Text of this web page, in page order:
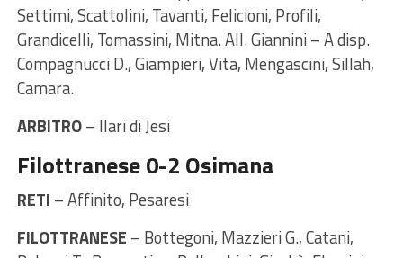
Settimi, Scattolini, Tavanti, Felicioni, Profili,
Grandicelli, Tomassini, Mitna. All. Giannini – A disp.
Compagnucci D., Giampieri, Vita, Mengascini, Sillah,
Camara.
ARBITRO– Ilari di Jesi
Filottranese 0-2 Osimana
RETI – Affinito, Pesaresi
FILOTTRANESE – Bottegoni, Mazzieri G., Catani,